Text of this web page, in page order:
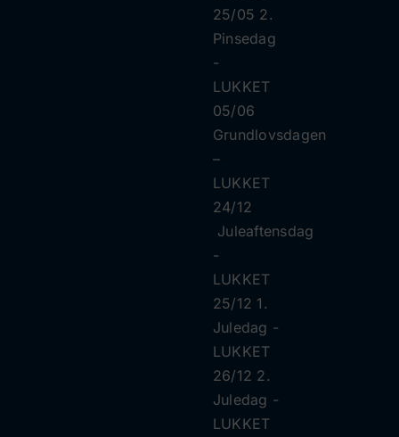
25/05 2.
Pinsedag
​​-
LUKKET
05/06
Grundlovsdagen
–
LUKKET
24/12
Juleaftensdag
​​-
LUKKET
25/12 1.
Juledag ​​-
LUKKET
26/12 2.
Juledag ​​-
LUKKET